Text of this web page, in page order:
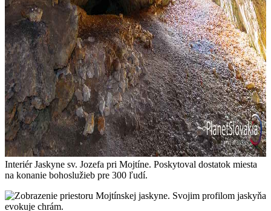
Interiér Jaskyne sv. Jozefa pri Mojtíne. Poskytoval dostatok miesta
na konanie bohoslužieb pre 300 ľudí.